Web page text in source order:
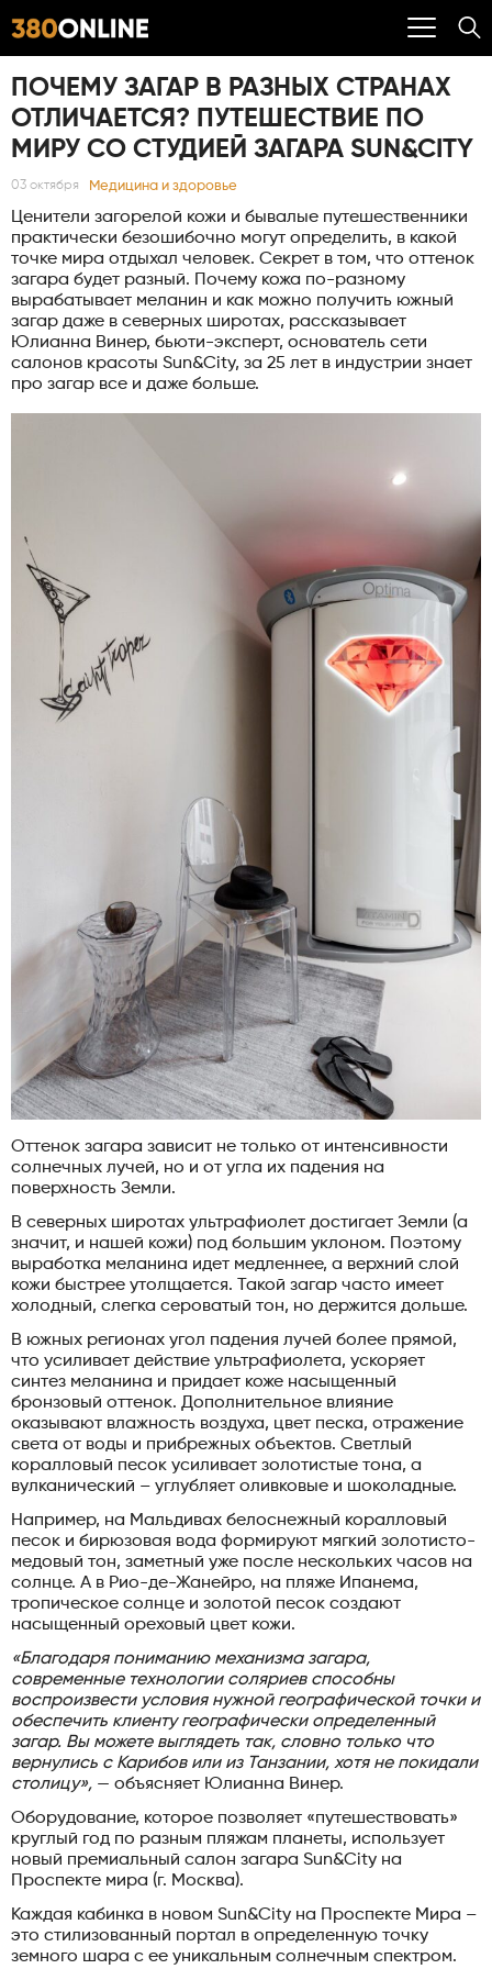
ПОЧЕМУ ЗАГАР В РАЗНЫХ СТРАНАХ
ОТЛИЧАЕТСЯ? ПУТЕШЕСТВИЕ ПО
МИРУ СО СТУДИЕЙ ЗАГАРА SUN&CITY
03 октября Медицина и здоровье
Ценители загорелой кожи и бывалые путешественники
практически безошибочно могут определить, в какой
точке мира отдыхал человек. Секрет в том, что оттенок
загара будет разный. Почему кожа по-разному
вырабатывает меланин и как можно получить южный
загар даже в северных широтах, рассказывает
Юлианна Винер, бьюти-эксперт, основатель сети
салонов красоты Sun&City, за 25 лет в индустрии знает
про загар все и даже больше.
Оттенок загара зависит не только от интенсивности
солнечных лучей, но и от угла их падения на
поверхность Земли.
В северных широтах ультрафиолет достигает Земли (а
значит, и нашей кожи) под большим уклоном. Поэтому
выработка меланина идет медленнее, а верхний слой
кожи быстрее утолщается. Такой загар часто имеет
холодный, слегка сероватый тон, но держится дольше.
В южных регионах угол падения лучей более прямой,
что усиливает действие ультрафиолета, ускоряет
синтез меланина и придает коже насыщенный
бронзовый оттенок. Дополнительное влияние
оказывают влажность воздуха, цвет песка, отражение
света от воды и прибрежных объектов. Светлый
коралловый песок усиливает золотистые тона, а
вулканический – углубляет оливковые и шоколадные.
Например, на Мальдивах белоснежный коралловый
песок и бирюзовая вода формируют мягкий золотисто-
медовый тон, заметный уже после нескольких часов на
солнце. А в Рио-де-Жанейро, на пляже Ипанема,
тропическое солнце и золотой песок создают
насыщенный ореховый цвет кожи.
«Благодаря пониманию механизма загара,
современные технологии соляриев способны
воспроизвести условия нужной географической точки и
обеспечить клиенту географически определенный
загар. Вы можете выглядеть так, словно только что
вернулись с Карибов или из Танзании, хотя не покидали
столицу», — объясняет Юлианна Винер.
Оборудование, которое позволяет «путешествовать»
круглый год по разным пляжам планеты, использует
новый премиальный салон загара Sun&City на
Проспекте мира (г. Москва).
Каждая кабинка в новом Sun&City на Проспекте Мира –
это стилизованный портал в определенную точку
земного шара с ее уникальным солнечным спектром.